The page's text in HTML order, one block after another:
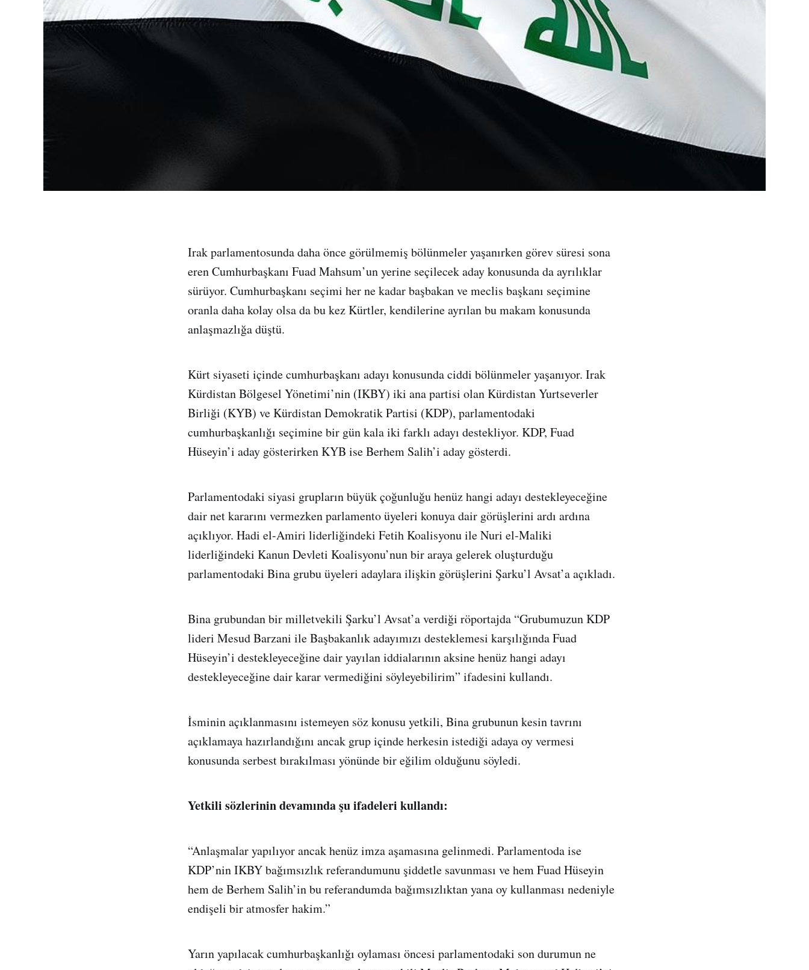
Irak parlamentosunda daha önce görülmemiş bölünmeler yaşanırken görev süresi sona
eren Cumhurbaşkanı Fuad Mahsum’un yerine seçilecek aday konusunda da ayrılıklar
sürüyor. Cumhurbaşkanı seçimi her ne kadar başbakan ve meclis başkanı seçimine
oranla daha kolay olsa da bu kez Kürtler, kendilerine ayrılan bu makam konusunda
anlaşmazlığa düştü.
Kürt siyaseti içinde cumhurbaşkanı adayı konusunda ciddi bölünmeler yaşanıyor. Irak
Kürdistan Bölgesel Yönetimi’nin (IKBY) iki ana partisi olan Kürdistan Yurtseverler
Birliği (KYB) ve Kürdistan Demokratik Partisi (KDP), parlamentodaki
cumhurbaşkanlığı seçimine bir gün kala iki farklı adayı destekliyor. KDP, Fuad
Hüseyin’i aday gösterirken KYB ise Berhem Salih’i aday gösterdi.
Parlamentodaki siyasi grupların büyük çoğunluğu henüz hangi adayı destekleyeceğine
dair net kararını vermezken parlamento üyeleri konuya dair görüşlerini ardı ardına
açıklıyor. Hadi el-Amiri liderliğindeki Fetih Koalisyonu ile Nuri el-Maliki
liderliğindeki Kanun Devleti Koalisyonu’nun bir araya gelerek oluşturduğu
parlamentodaki Bina grubu üyeleri adaylara ilişkin görüşlerini Şarku’l Avsat’a açıkladı.
Bina grubundan bir milletvekili Şarku’l Avsat’a verdiği röportajda “Grubumuzun KDP
lideri Mesud Barzani ile Başbakanlık adayımızı desteklemesi karşılığında Fuad
Hüseyin’i destekleyeceğine dair yayılan iddialarının aksine henüz hangi adayı
destekleyeceğine dair karar vermediğini söyleyebilirim” ifadesini kullandı.
İsminin açıklanmasını istemeyen söz konusu yetkili, Bina grubunun kesin tavrını
açıklamaya hazırlandığını ancak grup içinde herkesin istediği adaya oy vermesi
konusunda serbest bırakılması yönünde bir eğilim olduğunu söyledi.
Yetkili sözlerinin devamında şu ifadeleri kullandı:
“Anlaşmalar yapılıyor ancak henüz imza aşamasına gelinmedi. Parlamentoda ise
KDP’nin IKBY bağımsızlık referandumunu şiddetle savunması ve hem Fuad Hüseyin
hem de Berhem Salih’in bu referandumda bağımsızlıktan yana oy kullanması nedeniyle
endişeli bir atmosfer hakim.”
Yarın yapılacak cumhurbaşkanlığı oylaması öncesi parlamentodaki son durumun ne